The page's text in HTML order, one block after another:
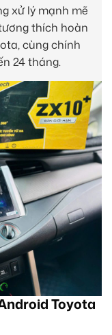
xử lý mạnh mẽ
thích hoàn
cùng chính
24 tháng.
Toyota